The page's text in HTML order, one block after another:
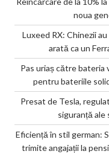
noua
Luxeed RX: Chinezii
arată ca un
Pas uriaș către
pentru bateriile
Presat de Tesla,
siguranță ale
Eficiență în stil german:
trimite angajații la